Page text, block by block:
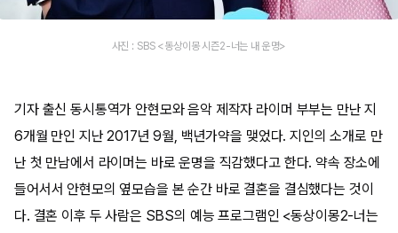
사진 : SBS <동상이몽 시즌2-너는 내 운명>
기자 출신 동시통역가 안현모와 음악 제작자 라이머 부부는 만난 지
6개월 만인 지난 2017년 9월, 백년가약을 맺었다. 지인의 소개로 만
난 첫 만남에서 라이머는 바로 운명을 직감했다고 한다. 약속 장소에
들어서서 안현모의 옆모습을 본 순간 바로 결혼을 결심했다는 것이
다. 결혼 이후 두 사람은 SBS의 예능 프로그램인 <동상이몽2-너는